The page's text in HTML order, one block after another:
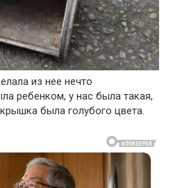
из нее нечто
ребенком, у нас была такая,
была голубого цвета.